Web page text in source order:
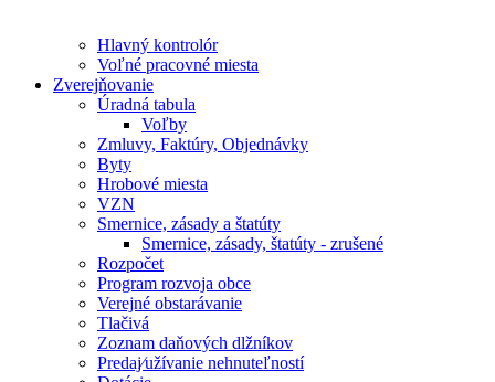
Hlavný kontrolór
Voľné pracovné miesta
Zverejňovanie
Úradná tabula
Voľby
Zmluvy, Faktúry, Objednávky
Byty
Hrobové miesta
VZN
Smernice, zásady a štatúty
Smernice, zásady, štatúty - zrušené
Rozpočet
Program rozvoja obce
Verejné obstarávanie
Tlačivá
Zoznam daňových dlžníkov
Predaj⁄užívanie nehnuteľností